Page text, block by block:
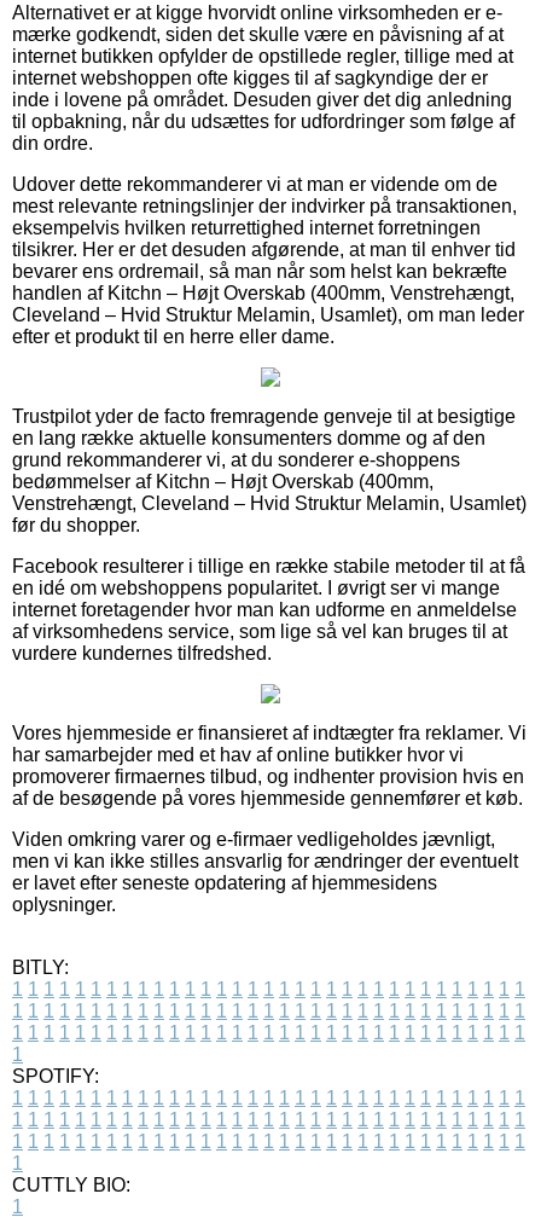
Alternativet er at kigge hvorvidt online virksomheden er e-
mærke godkendt, siden det skulle være en påvisning af at
internet butikken opfylder de opstillede regler, tillige med at
internet webshoppen ofte kigges til af sagkyndige der er
inde i lovene på området. Desuden giver det dig anledning
til opbakning, når du udsættes for udfordringer som følge af
din ordre.
Udover dette rekommanderer vi at man er vidende om de
mest relevante retningslinjer der indvirker på transaktionen,
eksempelvis hvilken returrettighed internet forretningen
tilsikrer. Her er det desuden afgørende, at man til enhver tid
bevarer ens ordremail, så man når som helst kan bekræfte
handlen af Kitchn – Højt Overskab (400mm, Venstrehængt,
Cleveland – Hvid Struktur Melamin, Usamlet), om man leder
efter et produkt til en herre eller dame.
Trustpilot yder de facto fremragende genveje til at besigtige
en lang række aktuelle konsumenters domme og af den
grund rekommanderer vi, at du sonderer e-shoppens
bedømmelser af Kitchn – Højt Overskab (400mm,
Venstrehængt, Cleveland – Hvid Struktur Melamin, Usamlet)
før du shopper.
Facebook resulterer i tillige en række stabile metoder til at få
en idé om webshoppens popularitet. I øvrigt ser vi mange
internet foretagender hvor man kan udforme en anmeldelse
af virksomhedens service, som lige så vel kan bruges til at
vurdere kundernes tilfredshed.
Vores hjemmeside er finansieret af indtægter fra reklamer. Vi
har samarbejder med et hav af online butikker hvor vi
promoverer firmaernes tilbud, og indhenter provision hvis en
af de besøgende på vores hjemmeside gennemfører et køb.
Viden omkring varer og e-firmaer vedligeholdes jævnligt,
men vi kan ikke stilles ansvarlig for ændringer der eventuelt
er lavet efter seneste opdatering af hjemmesidens
oplysninger.
BITLY:
1 1 1 1 1 1 1 1 1 1 1 1 1 1 1 1 1 1 1 1 1 1 1 1 1 1 1 1 1 1 1 1 1
1 1 1 1 1 1 1 1 1 1 1 1 1 1 1 1 1 1 1 1 1 1 1 1 1 1 1 1 1 1 1 1 1
1 1 1 1 1 1 1 1 1 1 1 1 1 1 1 1 1 1 1 1 1 1 1 1 1 1 1 1 1 1 1 1 1
1
SPOTIFY:
1 1 1 1 1 1 1 1 1 1 1 1 1 1 1 1 1 1 1 1 1 1 1 1 1 1 1 1 1 1 1 1 1
1 1 1 1 1 1 1 1 1 1 1 1 1 1 1 1 1 1 1 1 1 1 1 1 1 1 1 1 1 1 1 1 1
1 1 1 1 1 1 1 1 1 1 1 1 1 1 1 1 1 1 1 1 1 1 1 1 1 1 1 1 1 1 1 1 1
1
CUTTLY BIO:
1